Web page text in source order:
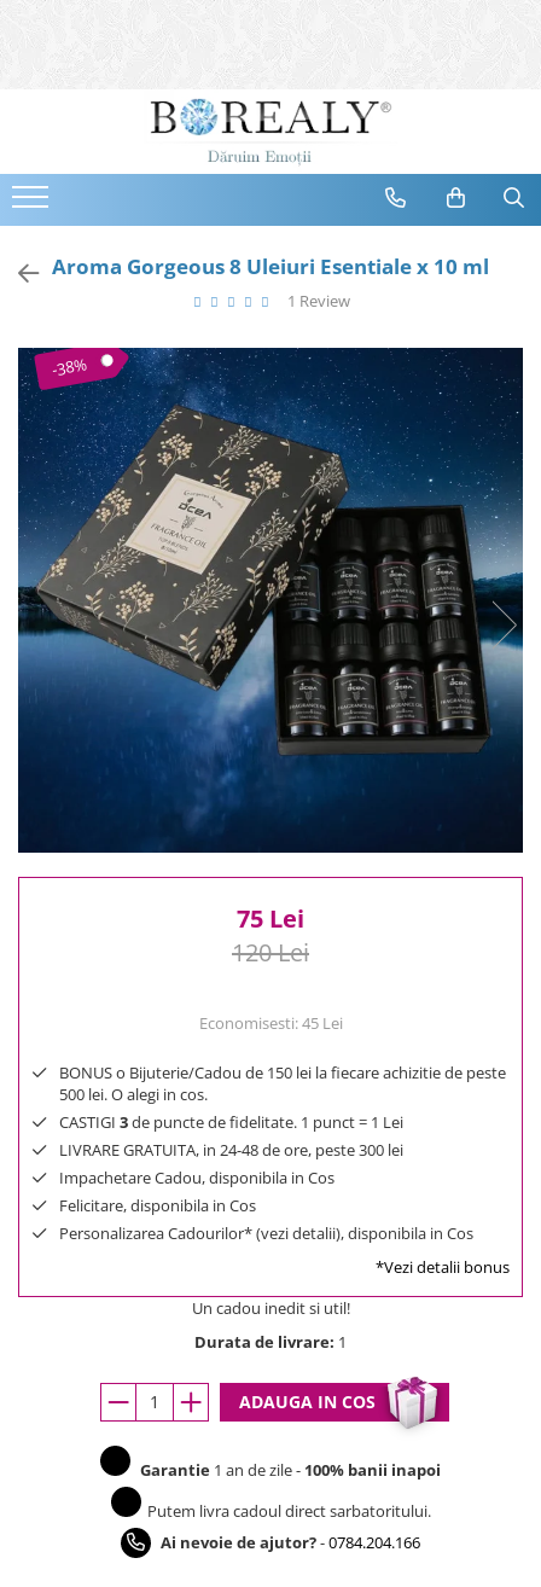
Bijuterii
Cercei
Bratari
Coliere
Tiare
Destinatari
Bijuterii Femei
Bijuterii Copii
Bijuterii Mirese
Selectii
Reduceri
Cele mai noi
Cele mai vandute
Cele mai votate
Cu video
500 Lei - 1000 Lei
Aroma Gorgeous 8 Uleiuri Esentiale x 10 ml
1 Review
-38%
75 Lei
120 Lei
Economisesti:45 Lei
BONUS o Bijuterie/Cadou de 150 lei la fiecare achizitie de peste
500 lei. O alegi in cos.
CASTIGI 3de puncte de fidelitate. 1 punct = 1 Lei
LIVRARE GRATUITA, in 24-48 de ore, peste 300 lei
Impachetare Cadou, disponibila in Cos
Felicitare, disponibila in Cos
Personalizarea Cadourilor* (vezi detalii), disponibila in Cos
*Vezi detalii bonus
Un cadou inedit si util!
Durata de livrare: 1
ADAUGA IN COS
Garantie 1 an de zile - 100% banii inapoi
Putem livra cadoul direct sarbatoritului.
Ai nevoie de ajutor?-0784.204.166